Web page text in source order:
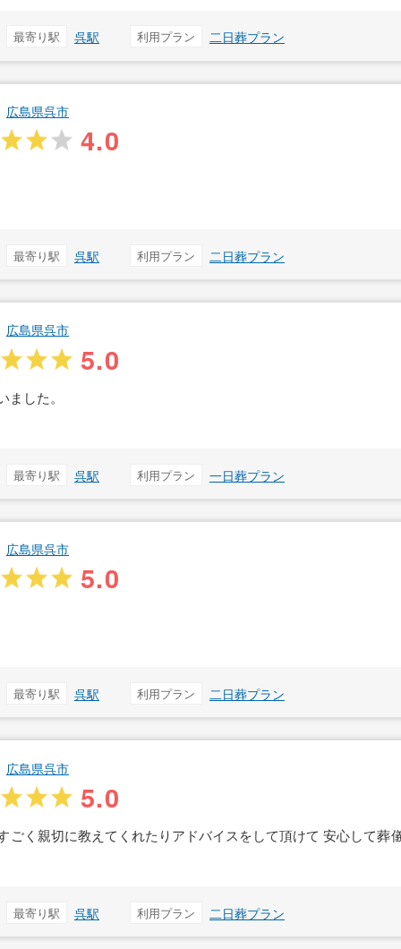
最寄り駅 呉駅 利用プラン 二日葬プラン
広島県呉市
4.0
最寄り駅 呉駅 利用プラン 二日葬プラン
広島県呉市
5.0
した。
最寄り駅 呉駅 利用プラン 一日葬プラン
広島県呉市
5.0
最寄り駅 呉駅 利用プラン 二日葬プラン
広島県呉市
5.0
ごく親切に教えてくれたりアドバイスをして頂けて 安心して葬
最寄り駅 呉駅 利用プラン 二日葬プラン